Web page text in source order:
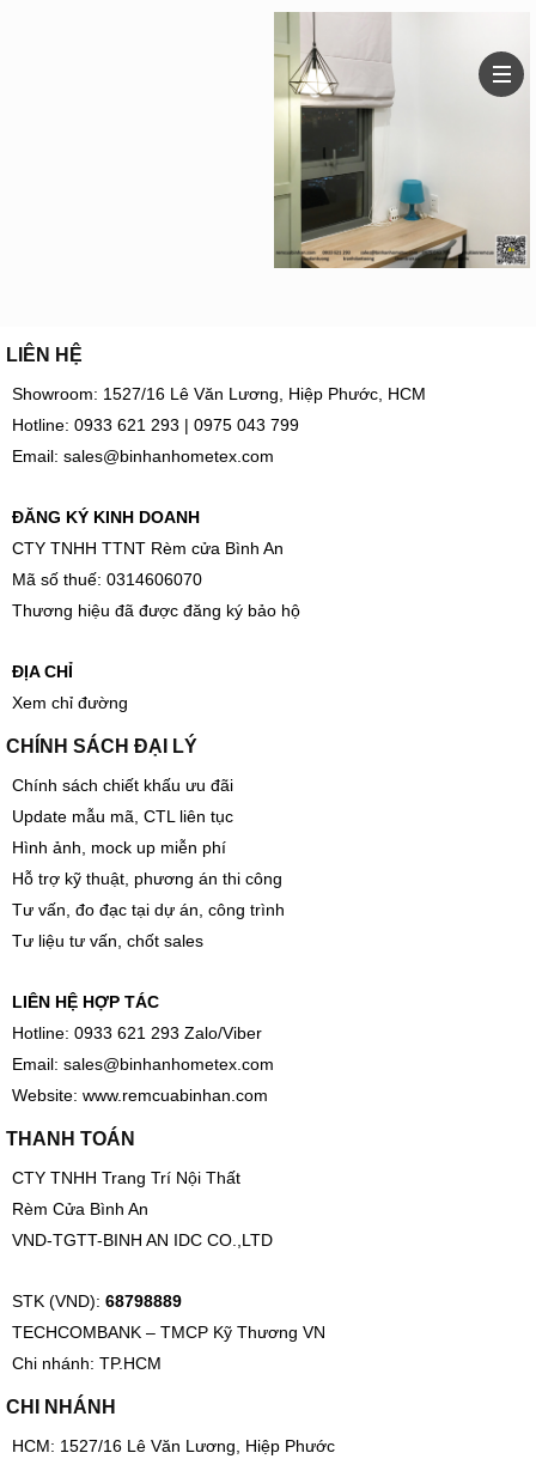
LIÊN HỆ
Showroom: 1527/16 Lê Văn Lương, Hiệp Phước, HCM
Hotline: 0933 621 293 | 0975 043 799
Email: sales@binhanhometex.com
ĐĂNG KÝ KINH DOANH
CTY TNHH TTNT Rèm cửa Bình An
Mã số thuế: 0314606070
Thương hiệu đã được đăng ký bảo hộ
ĐỊA CHỈ
Xem chỉ đường
CHÍNH SÁCH ĐẠI LÝ
Chính sách chiết khấu ưu đãi
Update mẫu mã, CTL liên tục
Hình ảnh, mock up miễn phí
Hỗ trợ kỹ thuật, phương án thi công
Tư vấn, đo đạc tại dự án, công trình
Tư liệu tư vấn, chốt sales
LIÊN HỆ HỢP TÁC
Hotline: 0933 621 293 Zalo/Viber
Email: sales@binhanhometex.com
Website: www.remcuabinhan.com
THANH TOÁN
CTY TNHH Trang Trí Nội Thất
Rèm Cửa Bình An
VND-TGTT-BINH AN IDC CO.,LTD
STK (VND): 68798889
TECHCOMBANK – TMCP Kỹ Thương VN
Chi nhánh: TP.HCM
CHI NHÁNH
HCM: 1527/16 Lê Văn Lương, Hiệp Phước